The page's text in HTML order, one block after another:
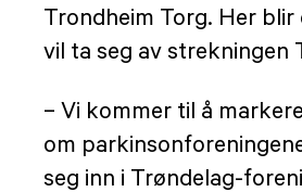
Trondheim Torg. Her
vil ta seg av strekningen
– Vi kommer til å
om
seg inn i Trøndelag-